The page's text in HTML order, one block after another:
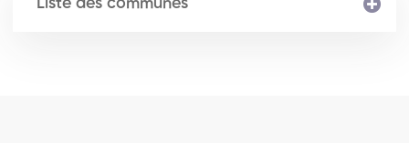
Liste des communes